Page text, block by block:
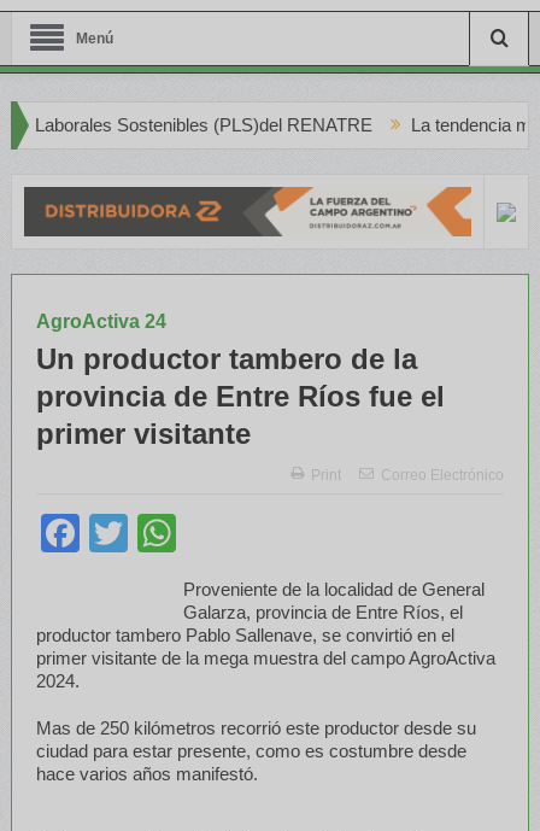
Menú
(PLS)del RENATRE La tendencia mundial del
AgroActiva 24
Un productor tambero de la
provincia de Entre Ríos fue el
primer visitante
Print Correo Electrónico
Facebook
Twitter
Proveniente de la localidad de General
Galarza, provincia de Entre Ríos, el
productor tambero Pablo Sallenave, se convirtió en el
primer visitante de la mega muestra del campo AgroActiva
2024.
Mas de 250 kilómetros recorrió este productor desde su
ciudad para estar presente, como es costumbre desde
hace varios años manifestó.